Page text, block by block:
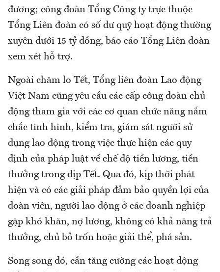
đương; công đoàn Tổng Công ty trực thuộc
Tổng Liên đoàn có số dư quỹ hoạt động thường
xuyên dưới 15 tỷ đồng, báo cáo Tổng Liên đoàn
xem xét hỗ trợ.
Ngoài chăm lo Tết, Tổng liên đoàn Lao động
Việt Nam cũng yêu cầu các cấp công đoàn chủ
động tham gia với các cơ quan chức năng nắm
chắc tình hình, kiểm tra, giám sát người sử
dụng lao động trong việc thực hiện các quy
định của pháp luật về chế độ tiền lương, tiền
thưởng trong dịp Tết. Qua đó, kịp thời phát
hiện và có các giải pháp đảm bảo quyền lợi của
đoàn viên, người lao động ở các doanh nghiệp
gặp khó khăn, nợ lương, không có khả năng trả
thưởng, chủ bỏ trốn hoặc giải thể, phá sản.
Song song đó, cần tăng cường các hoạt động